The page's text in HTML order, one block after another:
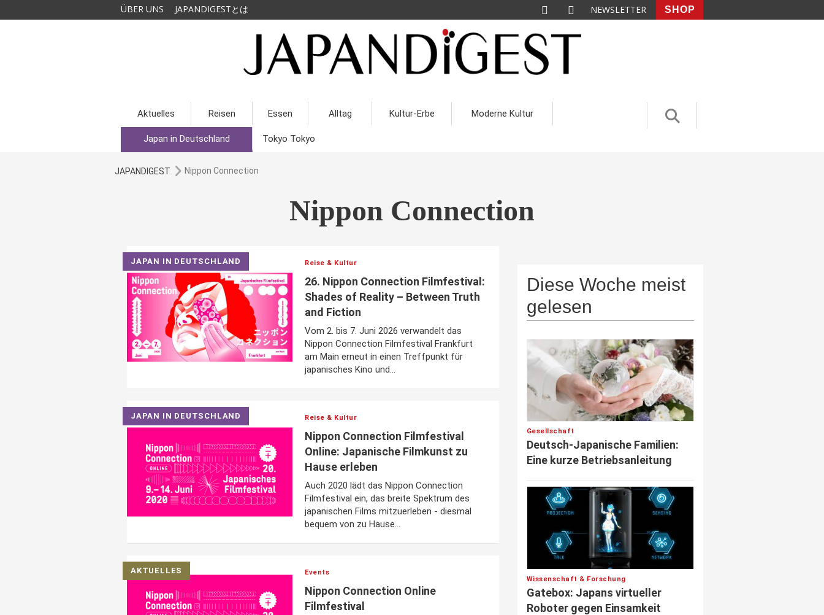
ÜBER UNS JAPANDIGESTとは NEWSLETTER SHOP
Aktuelles Reisen Essen Alltag Kultur-Erbe Moderne Kultur
Japan in Deutschland Tokyo Tokyo
JAPANDIGEST Nippon Connection
Nippon Connection
JAPAN IN DEUTSCHLAND Reise & Kultur
26. Nippon Connection Filmfestival:
Shades of Reality – Between Truth
and Fiction
Vom 2. bis 7. Juni 2026 verwandelt das
Nippon Connection Filmfestival Frankfurt
am Main erneut in einen Treffpunkt für
japanisches Kino und...
JAPAN IN DEUTSCHLAND Reise & Kultur
Nippon Connection Filmfestival
Online: Japanische Filmkunst zu
Hause erleben
Auch 2020 lädt das Nippon Connection
Filmfestival ein, das breite Spektrum des
japanischen Films mitzuerleben - diesmal
bequem von zu Hause...
AKTUELLES Events
Nippon Connection Online
Filmfestival
Diese Woche meist
gelesen
Gesellschaft
Deutsch-Japanische Familien:
Eine kurze Betriebsanleitung
Wissenschaft & Forschung
Gatebox: Japans virtueller
Roboter gegen Einsamkeit